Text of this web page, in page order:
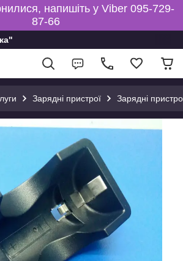
напишіть у Viber 095-729-
87-66
Зарядні пристрої Зарядні